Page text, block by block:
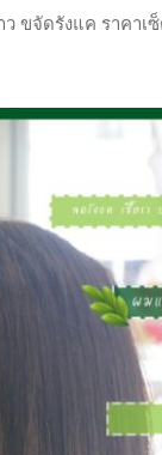
ขจัดรังแค ราคาเ